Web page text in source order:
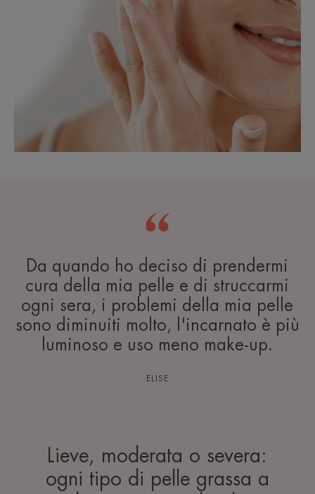
Da quando ho deciso di prendermi
cura della mia pelle e di struccarmi
ogni sera, i problemi della mia pelle
sono diminuiti molto, l'incarnato è più
luminoso e uso meno make-up.
ELISE
Lieve, moderata o severa:
ogni tipo di pelle grassa a